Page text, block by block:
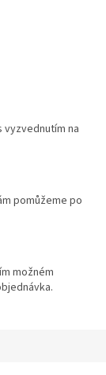
vyzvednutím na
pomůžeme po
možném